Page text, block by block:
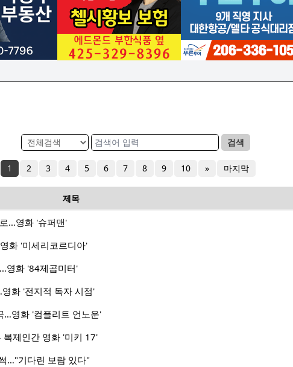
검색
1 2 3 4 5 6 7 8 9 10 » 마지막
제목
…영화 '슈퍼맨'
화 '미세리코르디아'
영화 '84제곱미터'
화 '전지적 독자 시점'
…영화 '컴플리트 언노운'
제인간 영화 '미키 17'
…"기다린 보람 있다"